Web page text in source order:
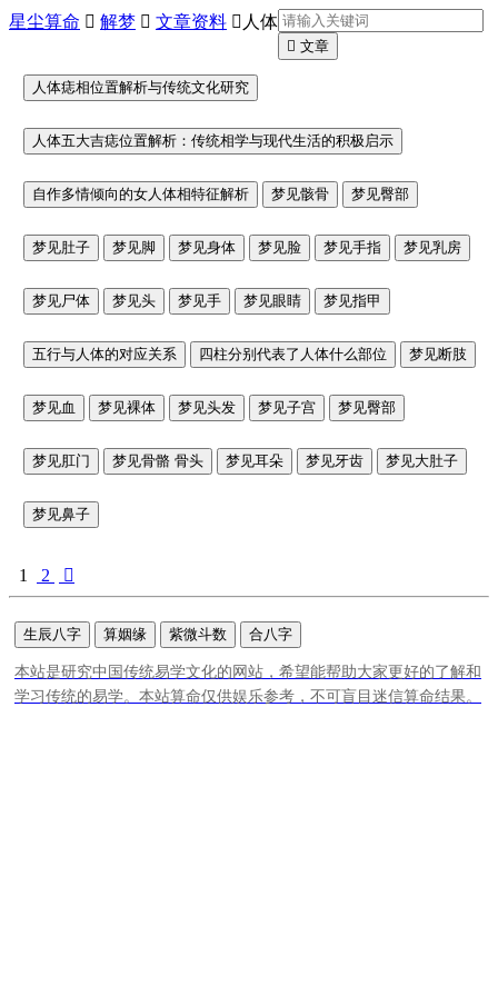
星尘算命  解梦  文章资料  人体
 文章
人体痣相位置解析与传统文化研究
人体五大吉痣位置解析：传统相学与现代生活的积极启示
自作多情倾向的女人体相特征解析 梦见骸骨 梦见臀部
梦见肚子 梦见脚 梦见身体 梦见脸 梦见手指 梦见乳房
梦见尸体 梦见头 梦见手 梦见眼睛 梦见指甲
五行与人体的对应关系 四柱分别代表了人体什么部位 梦见断肢
梦见血 梦见裸体 梦见头发 梦见子宫 梦见臀部
梦见肛门 梦见骨骼 骨头 梦见耳朵 梦见牙齿 梦见大肚子
梦见鼻子
1 2 
生辰八字 算姻缘 紫微斗数 合八字
本站是研究中国传统易学文化的网站，希望能帮助大家更好的了解和
学习传统的易学。本站算命仅供娱乐参考，不可盲目迷信算命结果。